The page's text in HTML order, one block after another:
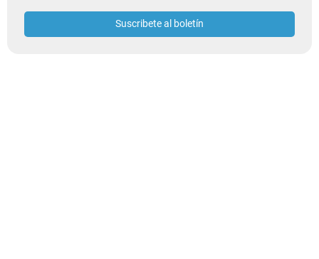
Suscribete al boletín